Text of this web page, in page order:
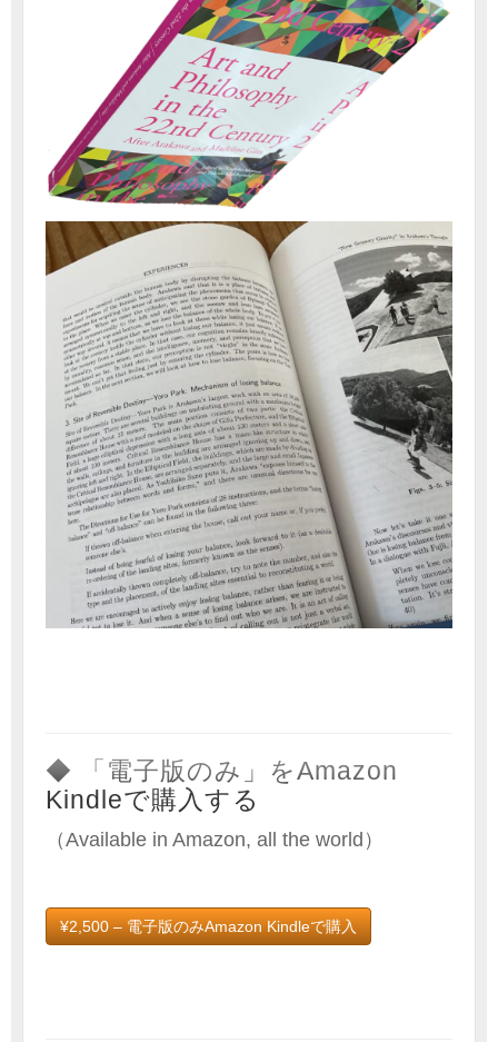
◆ 「電子版のみ」をAmazon
Kindleで購入する
（Available in Amazon, all the world）
¥2,500 – 電子版のみAmazon Kindleで購入